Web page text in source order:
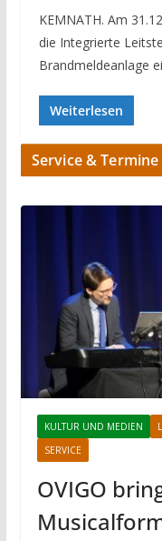
KEMNATH. Am
die Integrierte
Brandmeldeanlage
Weiterlesen
Service & Termine
KULTUR UND MEDIEN
SERVICE
OVIGO